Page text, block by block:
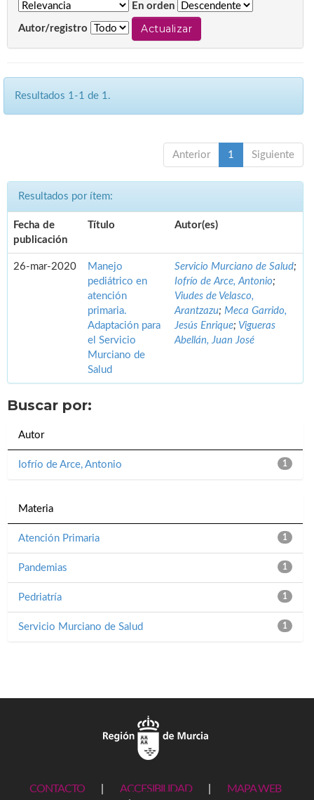
En orden
Autor/registro
Resultados 1-1 de 1.
Anterior 1 Siguiente
Resultados por ítem:
Fecha de
publicación
Título Autor(es)
26-mar-2020
Manejo
pediátrico en
atención
primaria.
Adaptación para
el Servicio
Murciano de
Salud
Servicio Murciano de Salud;
Iofrío de Arce, Antonio;
Viudes de Velasco,
Arantzazu; Meca Garrido,
Jesús Enrique; Vigueras
Abellán, Juan José
Buscar por:
Autor
1
Iofrío de Arce, Antonio
Materia
1
Atención Primaria
1
Pandemias
1
Pedriatría
1
Servicio Murciano de Salud
CONTACTO ACCESIBILIDAD
MAPA WEB